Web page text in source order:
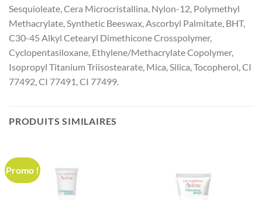
Sesquioleate, Cera Microcristallina, Nylon-12, Polymethyl
Methacrylate, Synthetic Beeswax, Ascorbyl Palmitate, BHT,
C30-45 Alkyl Cetearyl Dimethicone Crosspolymer,
Cyclopentasiloxane, Ethylene/Methacrylate Copolymer,
Isopropyl Titanium Triisostearate, Mica, Silica, Tocopherol, CI
77492, CI 77491, CI 77499.
PRODUITS SIMILAIRES
Promo !